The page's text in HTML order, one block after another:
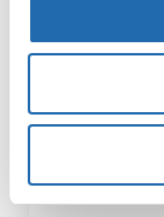
Päivä 5.